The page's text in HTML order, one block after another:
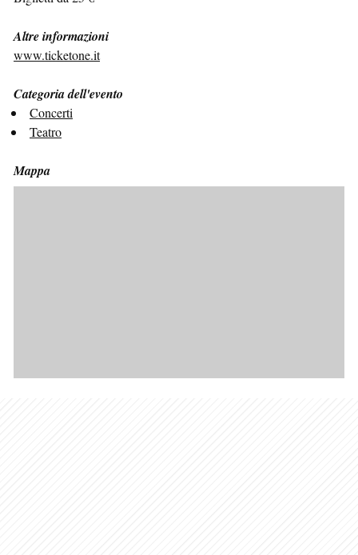
Altre informazioni
www.ticketone.it
Categoria dell'evento
Concerti
Teatro
Mappa